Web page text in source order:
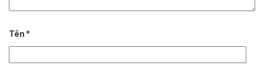
Tên *